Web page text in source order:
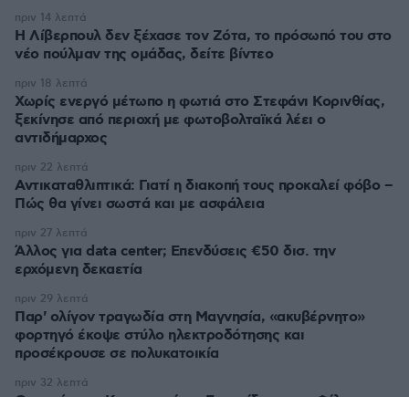
Η Λίβερπουλ δεν ξέχασε τον Ζότα, το πρόσωπό του στο
νέο πούλμαν της ομάδας, δείτε βίντεο
πριν 14 λεπτά
Χωρίς ενεργό μέτωπο η φωτιά στο Στεφάνι Κορινθίας,
ξεκίνησε από περιοχή με φωτοβολταϊκά λέει ο
αντιδήμαρχος
πριν 18 λεπτά
Αντικαταθλιπτικά: Γιατί η διακοπή τους προκαλεί φόβο –
Πώς θα γίνει σωστά και με ασφάλεια
πριν 22 λεπτά
Άλλος για data center; Επενδύσεις €50 δισ. την
ερχόμενη δεκαετία
πριν 27 λεπτά
Παρ' ολίγον τραγωδία στη Μαγνησία, «ακυβέρνητο»
φορτηγό έκοψε στύλο ηλεκτροδότησης και
προσέκρουσε σε πολυκατοικία
πριν 29 λεπτά
πριν 32 λεπτά